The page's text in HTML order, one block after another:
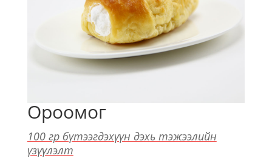
Ороомог
100 гр бүтээгдэхүүн дэхь тэжээлийн
үзүүлэлт